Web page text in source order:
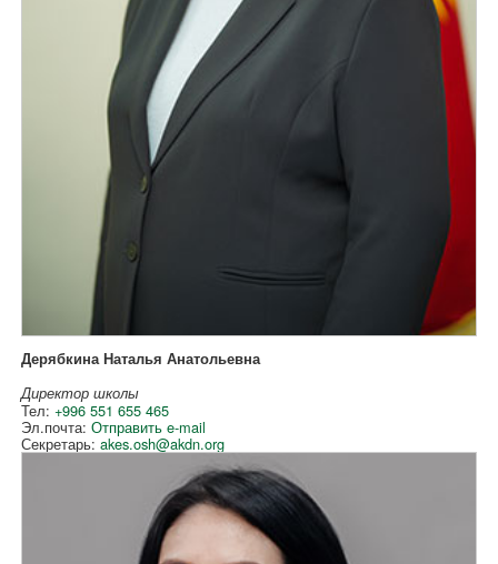
Дерябкина Наталья Анатольевна
Директор школы
Тел:+996 551 655 465
Эл.почта:Отправить e-mail
Секретарь:akes.osh@akdn.org